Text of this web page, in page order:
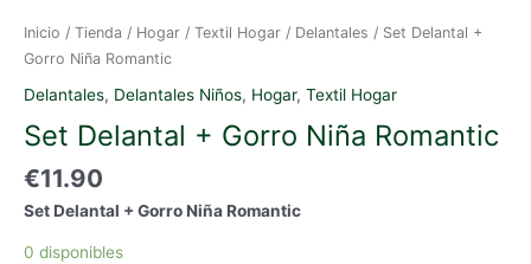
Inicio / Tienda / Hogar / Textil Hogar / Delantales / Set Delantal +
Gorro Niña Romantic
Delantales, Delantales Niños, Hogar, Textil Hogar
Set Delantal + Gorro Niña Romantic
€11.90
Set Delantal + Gorro Niña Romantic
0 disponibles